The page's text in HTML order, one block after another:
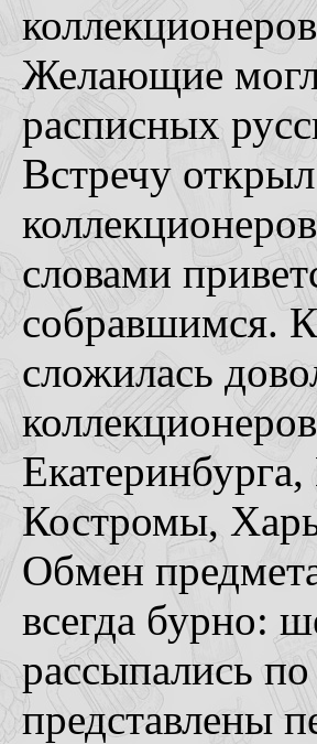
Желающие
расписных
Встречу
словами
собравшимся.
сложилась
Костромы,
Обмен
всегда бурно:
рассыпались
представлены